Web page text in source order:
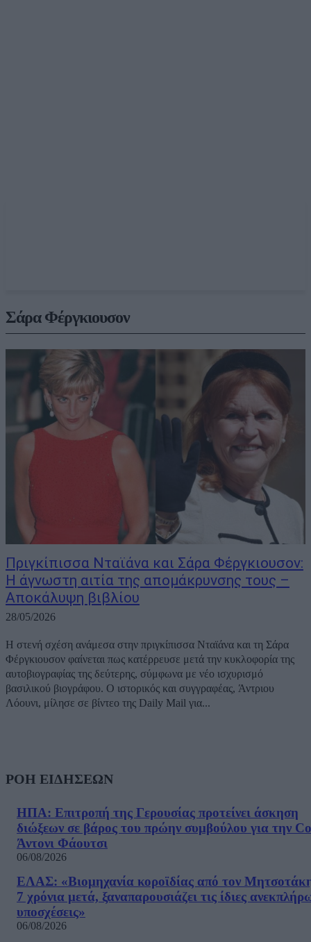
Σάρα Φέργκιουσον
Πριγκίπισσα Νταϊάνα και Σάρα Φέργκιουσον:
Η άγνωστη αιτία της απομάκρυνσης τους –
Αποκάλυψη βιβλίου
28/05/2026
Η στενή σχέση ανάμεσα στην πριγκίπισσα Νταϊάνα και τη Σάρα
Φέργκιουσον φαίνεται πως κατέρρευσε μετά την κυκλοφορία της
αυτοβιογραφίας της δεύτερης, σύμφωνα με νέο ισχυρισμό
βασιλικού βιογράφου. Ο ιστορικός και συγγραφέας, Άντριου
Λόουνι, μίλησε σε βίντεο της Daily Mail για...
ΡΟΗ ΕΙΔΗΣΕΩΝ
ΗΠΑ: Επιτροπή της Γερουσίας προτείνει άσκηση
διώξεων σε βάρος του πρώην συμβούλου για την
Άντονι Φάουτσι
06/08/2026
ΕΛΑΣ: «Βιομηχανία κοροϊδίας από τον
7 χρόνια μετά, ξαναπαρουσιάζει τις ίδιες
υποσχέσεις»
06/08/2026